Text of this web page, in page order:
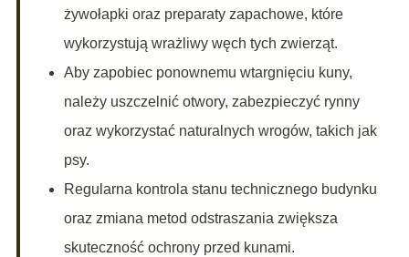
żywołapki oraz preparaty zapachowe, które
wykorzystują wrażliwy węch tych zwierząt.
Aby zapobiec ponownemu wtargnięciu kuny,
należy uszczelnić otwory, zabezpieczyć rynny
oraz wykorzystać naturalnych wrogów, takich jak
psy.
Regularna kontrola stanu technicznego budynku
oraz zmiana metod odstraszania zwiększa
skuteczność ochrony przed kunami.